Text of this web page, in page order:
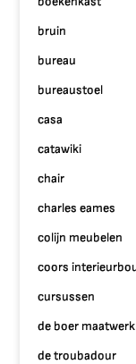
bruin
bureau
bureaustoel
casa
catawiki
chair
charles eames
colijn meubelen
coors
cursussen
de boer
de troubadour